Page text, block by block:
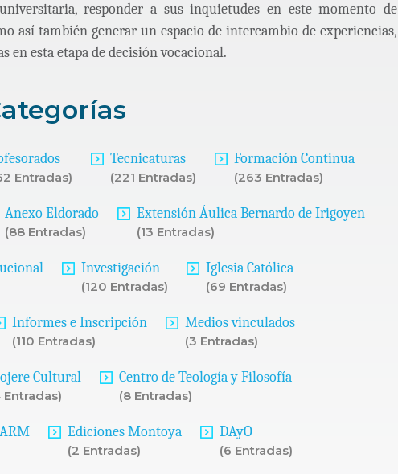
responder a sus inquietudes en este momento de
así también generar un espacio de intercambio de experiencias,
en esta etapa de decisión vocacional.
Entradas)
Tecnicaturas
(221 Entradas)
Formación Continua
(263 Entradas)
Anexo Eldorado
(88 Entradas)
Extensión Áulica Bernardo de Irigoyen
(13 Entradas)
Investigación
(120 Entradas)
Iglesia Católica
(69 Entradas)
Informes e Inscripción
(110 Entradas)
Medios vinculados
(3 Entradas)
Cultural
Entradas)
Centro de Teología y Filosofía
(8 Entradas)
Ediciones Montoya
(2 Entradas)
DAyO
(6 Entradas)